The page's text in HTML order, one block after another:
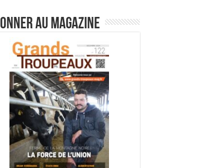
au magazine